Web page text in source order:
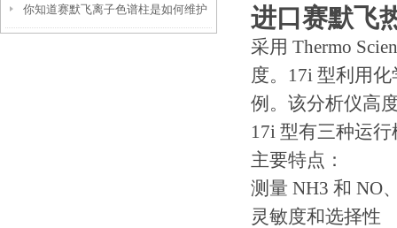
是什么？又该如何保存？
你知道赛默飞离子色谱柱是如何维护 进口赛默飞
采用 Thermo
度。17i 型利用
例。该分析仪高
17i 型有三种运
主要特点：
测量 NH3 和 NO
灵敏度和选择性